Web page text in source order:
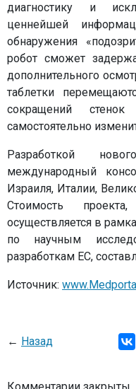
диагностику и
ценнейшей
обнаружения
робот сможет
дополнительного
таблетки
сокращений
самостоятельно
Разработкой
международный
Израиля, Италии,
Стоимость
осуществляется в
по научным
разработкам ЕС,
Источник:
← Назад